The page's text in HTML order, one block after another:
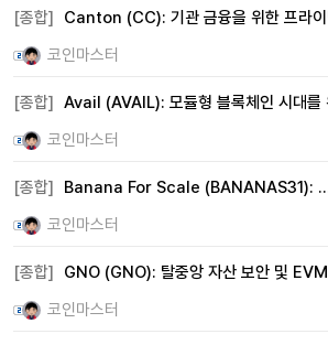
[종합]
Canton (CC): 기관 금융을 위한 프라
코인마스터
[종합] Avail (AVAIL): 모듈형 블록체인 시대를
코인마스터
[종합]
Banana For Scale (BANANAS31):
코인마스터
[종합]
GNO (GNO): 탈중앙 자산 보안 및
코인마스터